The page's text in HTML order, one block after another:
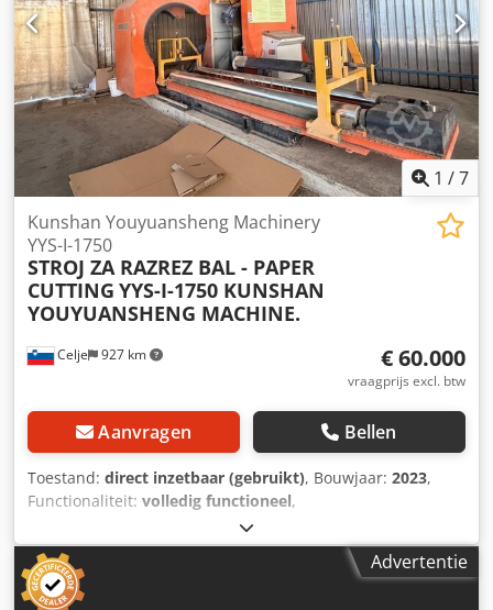
1 /7
Celje 927 km
Kunshan Youyuansheng Machinery
YYS-I-1750
STROJ ZA RAZREZ BAL - PAPER
CUTTING YYS-I-1750 KUNSHAN
YOUYUANSHENG MACHINE.
€ 60.000
vraagprijs excl. btw
Aanvragen Bellen
Toestand: direct inzetbaar (gebruikt), Bouwjaar: 2023,
Functionaliteit: volledig functioneel,
C12302A210I-D
4.550 mm, totale hoogte:2.500 mm, vermogen van de
servomotor:
6.000 kg ,
producthoogte (max.):
Advertentie